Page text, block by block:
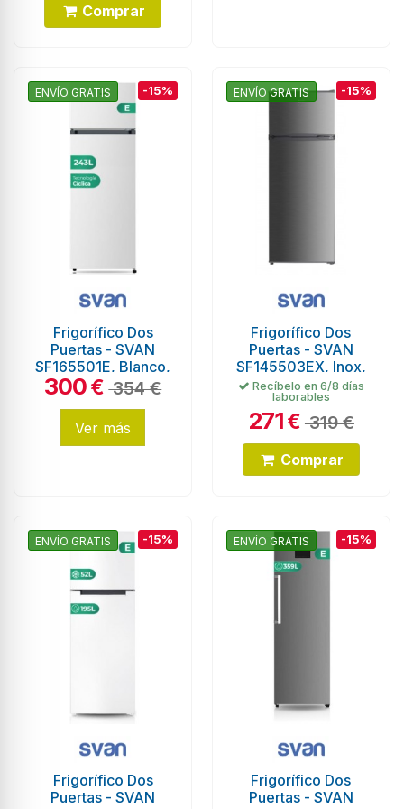
Comprar
ENVÍO GRATIS -15%
Frigorífico Dos
Puertas - SVAN
SF165501E, Blanco,
Altura 161 cm, Ancho
55 cm
300€ 354 €
Ver más
ENVÍO GRATIS -15%
Frigorífico Dos
Puertas - SVAN
SF145503EX, Inox,
Altura 143 cm,
Anchura 55 cm
Recíbelo en 6/8 días
laborables
271€ 319 €
Comprar
ENVÍO GRATIS -15%
Frigorífico Dos
Puertas - SVAN
ENVÍO GRATIS -15%
Frigorífico Dos
Puertas - SVAN